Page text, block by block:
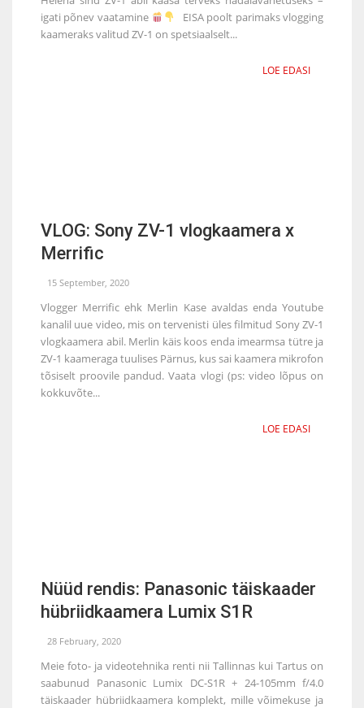
igati põnev vaatamine
EISA poolt parimaks vlogging
kaameraks valitud ZV-1 on spetsiaalselt...
LOE EDASI
VLOG: Sony ZV-1 vlogkaamera x
Merrific
15 September, 2020
Vlogger Merrific ehk Merlin Kase avaldas enda Youtube
kanalil uue video, mis on tervenisti üles filmitud Sony ZV-1
vlogkaamera abil. Merlin käis koos enda imearmsa tütre ja
ZV-1 kaameraga tuulises Pärnus, kus sai kaamera mikrofon
tõsiselt proovile pandud. Vaata vlogi (ps: video lõpus on
kokkuvõte...
LOE EDASI
Nüüd rendis: Panasonic täiskaader
hübriidkaamera Lumix S1R
28 February, 2020
Meie foto- ja videotehnika renti nii Tallinnas kui Tartus on
saabunud Panasonic Lumix DC-S1R + 24-105mm f/4.0
täiskaader hübriidkaamera komplekt, mille võimekuse ja